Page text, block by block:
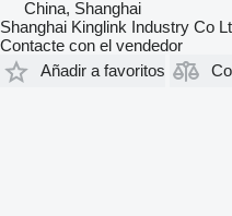
China, Shanghai
Shanghai Kinglink Industry Co
Contacte con el vendedor
Añadir a favoritos